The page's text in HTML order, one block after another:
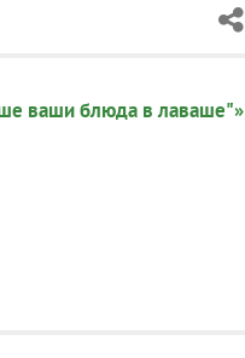
ваши блюда в лаваше"»